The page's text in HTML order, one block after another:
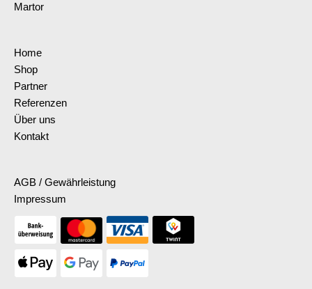
Martor
Home
Shop
Partner
Referenzen
Über uns
Kontakt
AGB / Gewährleistung
Impressum